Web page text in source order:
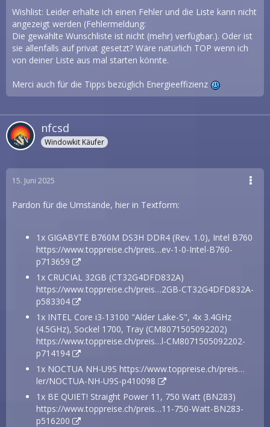
Wishlist: Leider erhalte ich einen Fehler und die Liste kann nicht
angezeigt werden (Fehlermeldung:
Die gewählte Wunschliste ist nicht (mehr) verfügbar.). Oder ist
sie allenfalls auf privat gesetzt? Wäre natürlich TOP wenn ich
von deiner Liste aus mal starten könnte.
Merci auch für die Tipps bezüglich Energieeffizienz
nfcsd
Windowkit Käufer
15. Juni 2025
Pardon für die Umstände, hier in Textform:
1x GIGABYTE B760M DS3H DDR4 (Rev. 1.0), Intel B760
https://www.toppreise.ch/preis…ev-1-0-Intel-B760-
p713659
1x CRUCIAL 32GB (CT32G4DFD832A)
https://www.toppreise.ch/preis…2GB-CT32G4DFD832A-
p583304
1x INTEL Core i3-13100 "Alder Lake-S", 4x 3.4GHz
(4.5GHz), Sockel 1700, Tray (CM8071505092202)
https://www.toppreise.ch/preis…l-CM8071505092202-
p714194
1x NOCTUA NH-U9S https://www.toppreise.ch/preis…
ler/NOCTUA-NH-U9S-p410098
1x BE QUIET! Straight Power 11, 750 Watt (BN283)
https://www.toppreise.ch/preis…11-750-Watt-BN283-
p516200